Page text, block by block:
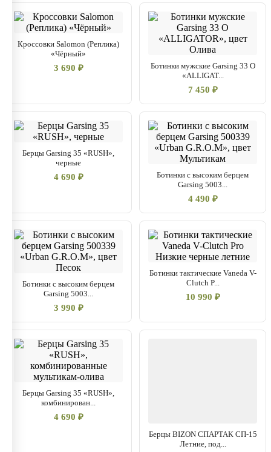
Кроссовки Salomon (Реплика)
«Чёрный»
3 690 ₽
Ботинки мужские Garsing 33 О
«ALLIGAT...
7 450 ₽
Берцы Garsing 35 «RUSH»,
черные
4 690 ₽
Ботинки с высоким берцем
Garsing 5003...
4 490 ₽
Ботинки с высоким берцем
Garsing 5003...
3 990 ₽
Ботинки тактические Vaneda V-
Clutch P...
10 990 ₽
Берцы Garsing 35 «RUSH»,
комбинирован...
4 690 ₽
Берцы BIZON СПАРТАК СП-15
Летние, под...